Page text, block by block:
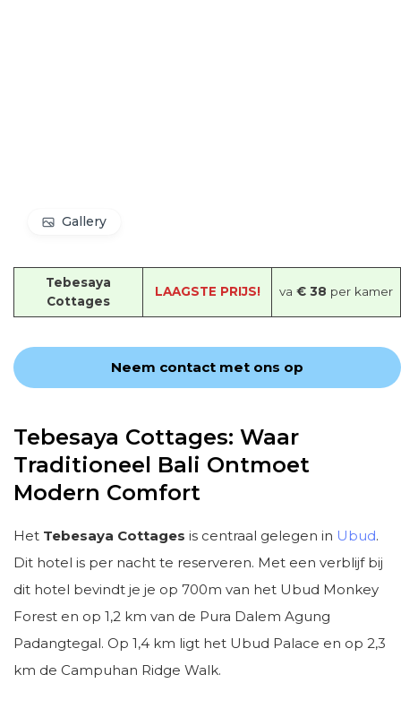
Gallery
Tebesaya
Cottages
LAAGSTE PRIJS! va € 38 per kamer
Neem contact met ons op
Tebesaya Cottages: Waar
Traditioneel Bali Ontmoet
Modern Comfort
Het Tebesaya Cottages is centraal gelegen in Ubud.
Dit hotel is per nacht te reserveren. Met een verblijf bij
dit hotel bevindt je je op 700m van het Ubud Monkey
Forest en op 1,2 km van de Pura Dalem Agung
Padangtegal. Op 1,4 km ligt het Ubud Palace en op 2,3
km de Campuhan Ridge Walk.